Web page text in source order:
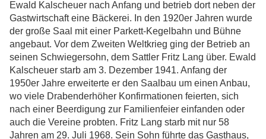
Ewald Kalscheuer nach Anfang und betrieb dort neben der
Gastwirtschaft eine Bäckerei. In den 1920er Jahren wurde
der große Saal mit einer Parkett-Kegelbahn und Bühne
angebaut. Vor dem Zweiten Weltkrieg ging der Betrieb an
seinen Schwiegersohn, dem Sattler Fritz Lang über. Ewald
Kalscheuer starb am 3. Dezember 1941. Anfang der
1950er Jahre erweiterte er den Saalbau um einen Anbau,
wo viele Drabenderhöher Konfirmationen feierten, sich
nach einer Beerdigung zur Familienfeier einfanden oder
auch die Vereine probten. Fritz Lang starb mit nur 58
Jahren am 29. Juli 1968. Sein Sohn führte das Gasthaus,